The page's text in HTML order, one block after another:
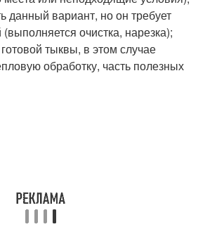
данный вариант, но он требует
очистка, нарезка);
тыквы, в этом случае
обработку, часть полезных